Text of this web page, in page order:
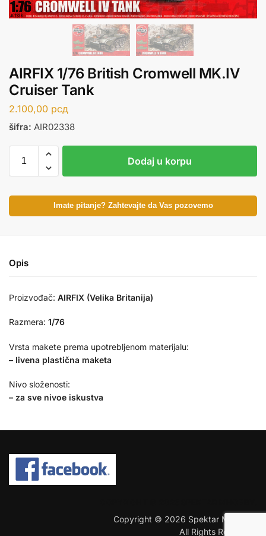
AIRFIX 1/76 British Cromwell MK.IV
Cruiser Tank
2.100,00 рсд
šifra: AIR02338
Dodaj u korpu
Imate pitanje? Zahtevajte da Vas pozovemo
Opis
Proizvođač: AIRFIX (Velika Britanija)
Razmera: 1/76
Vrsta makete prema upotrebljenom materijalu:
– livena plastična maketa
Nivo složenosti:
– za sve nivoe iskustva
Copyright © 2026 Spektar MHobby.
All Rights Reserved.